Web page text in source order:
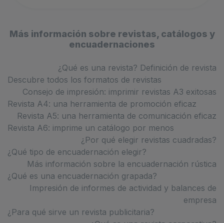
Más información sobre revistas, catálogos y
encuadernaciones
¿Qué es una revista? Definición de revista
Descubre todos los formatos de revistas
Consejo de impresión: imprimir revistas A3 exitosas
Revista A4: una herramienta de promoción eficaz
Revista A5: una herramienta de comunicación eficaz
Revista A6: imprime un catálogo por menos
¿Por qué elegir revistas cuadradas?
¿Qué tipo de encuadernación elegir?
Más información sobre la encuadernación rústica
¿Qué es una encuadernación grapada?
Impresión de informes de actividad y balances de
empresa
¿Para qué sirve un revista publicitaria?